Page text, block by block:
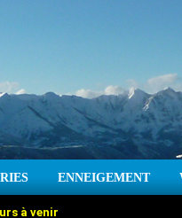
ENNEIGEMENT
à venir